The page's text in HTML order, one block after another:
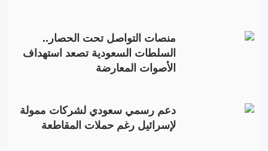
منصات التواصل تحت الحصار..
السلطات السعودية تصعد استهداف
الأصوات المعارضة
دعم رسمي سعودي لشركات ممولة
لإسرائيل رغم حملات المقاطعة